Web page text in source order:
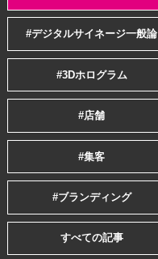
#デジタルサイネージ一般論
#3Dホログラム
#店舗
#集客
#ブランディング
すべての記事